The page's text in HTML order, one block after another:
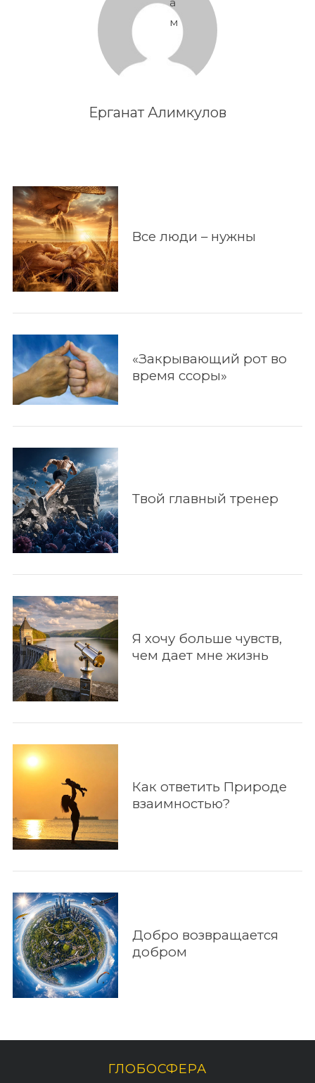
м
Ерганат Алимкулов
Все люди – нужны
«Закрывающий рот во
время ссоры»
Твой главный тренер
Я хочу больше чувств,
чем дает мне жизнь
Как ответить Природе
взаимностью?
Добро возвращается
добром
ГЛОБОСФЕРА
По авторам